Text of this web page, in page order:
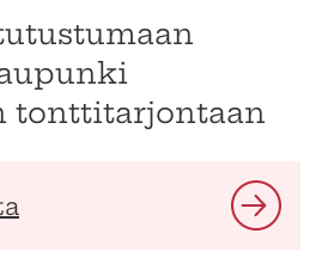
tonttitarjontaan